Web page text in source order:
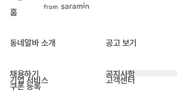
홈
동네알바 소개 공고 보기
채용하기
기업 서비스
쿠폰 등록
공지사항
고객센터